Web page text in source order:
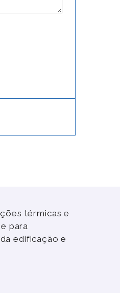
térmicas e
para
edificação e